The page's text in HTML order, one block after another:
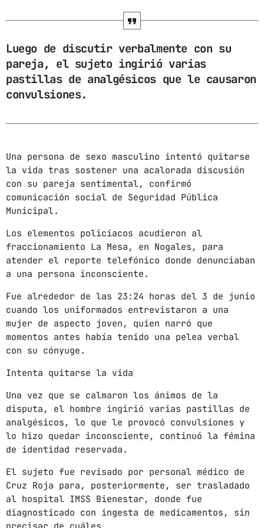
marzo 2025
febrero 2025
enero 2025
diciembre 2024
octubre 2024
septiembre 2024
agosto 2024
julio 2024
junio 2024
abril 2024
marzo 2024
febrero 2024
CATEGORÍAS
Blog
Gobierno de Sonora
Hermosillo
Luego de discutir verbalmente con su
pareja, el sujeto ingirió varias
pastillas de analgésicos que le causaron
convulsiones.
Una persona de sexo masculino intentó quitarse
la vida tras sostener una acalorada discusión
con su pareja sentimental, confirmó
comunicación social de Seguridad Pública
Municipal.
Los elementos policíacos acudieron al
fraccionamiento La Mesa, en Nogales, para
atender el reporte telefónico donde denunciaban
a una persona inconsciente.
Fue alrededor de las 23:24 horas del 3 de junio
cuando los uniformados entrevistaron a una
mujer de aspecto joven, quien narró que
momentos antes había tenido una pelea verbal
con su cónyuge.
Intenta quitarse la vida
Una vez que se calmaron los ánimos de la
disputa, el hombre ingirió varias pastillas de
analgésicos, lo que le provocó convulsiones y
lo hizo quedar inconsciente, continuó la fémina
de identidad reservada.
El sujeto fue revisado por personal médico de
Cruz Roja para, posteriormente, ser trasladado
al hospital IMSS Bienestar, donde fue
diagnosticado con ingesta de medicamentos, sin